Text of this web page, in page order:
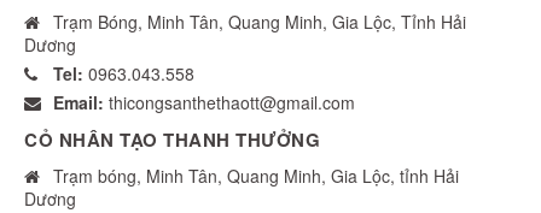
Trạm Bóng, Minh Tân, Quang Minh, Gia Lộc, Tỉnh Hải
Dương
Tel: 0963.043.558
Email: thicongsanthethaott@gmail.com
CỎ NHÂN TẠO THANH THƯỞNG
Trạm bóng, Minh Tân, Quang Minh, Gia Lộc, tỉnh Hải
Dương